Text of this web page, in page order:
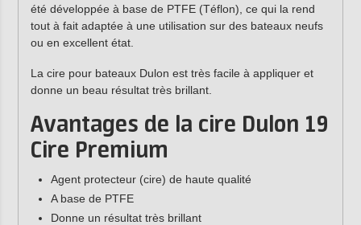
été développée à base de PTFE (Téflon), ce qui la rend
tout à fait adaptée à une utilisation sur des bateaux neufs
ou en excellent état.
La cire pour bateaux Dulon est très facile à appliquer et
donne un beau résultat très brillant.
Avantages de la cire Dulon 19
Cire Premium
Agent protecteur (cire) de haute qualité
A base de PTFE
Donne un résultat très brillant